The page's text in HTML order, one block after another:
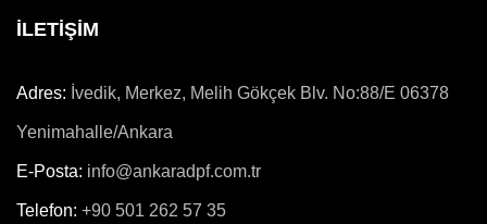
İLETİŞİM
Adres: İvedik, Merkez, Melih Gökçek Blv. No:88/E 06378
Yenimahalle/Ankara
E-Posta: info@ankaradpf.com.tr
Telefon: +90 501 262 57 35